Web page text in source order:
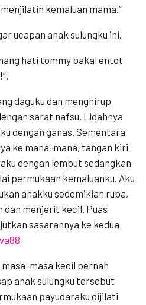
kemaluan mama.”
ucapan anak sulungku ini.
hati tommy bakal entot
daguku dan menghirup
sarat nafsu. Lidahnya
dengan ganas. Sementara
ke mana-mana, tangan kiri
dengan lembut sedangkan
permukaan kemaluanku. Aku
anakku sedemikian rupa,
dan menjerit kecil. Puas
sasarannya ke kedua
masa-masa kecil pernah
anak sulungku tersebut
payudaraku dijilati